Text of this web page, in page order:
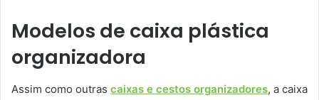
Modelos de caixa plástica
organizadora
Assim como outras caixas e cestos organizadores, a caixa